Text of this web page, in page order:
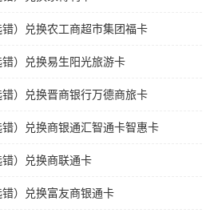
）兑换农工商超市集团福卡
）兑换易生阳光旅游卡
）兑换晋商银行万德商旅卡
）兑换商银通汇智通卡智惠卡
）兑换商联通卡
）兑换富友商银通卡